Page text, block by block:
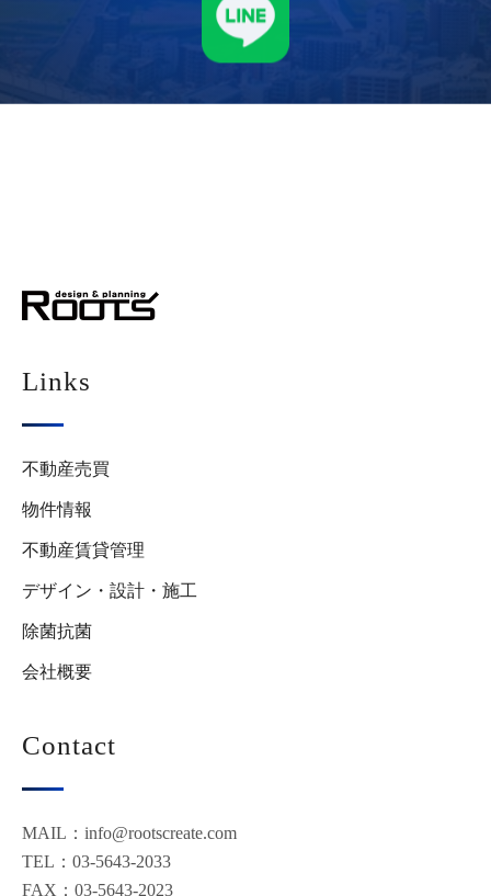
Links
不動産売買
物件情報
不動産賃貸管理
デザイン・設計・施工
除菌抗菌
会社概要
Contact
MAIL：info@rootscreate.com
TEL：03-5643-2033
FAX：03-5643-2023